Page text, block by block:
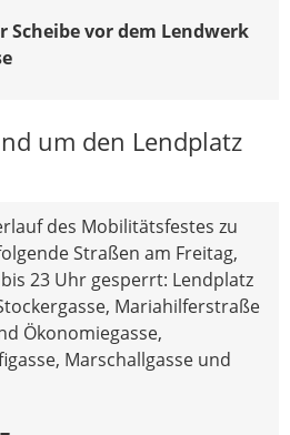
Scheibe vor dem Lendwerk
um den Lendplatz
des Mobilitätsfestes zu
Straßen am Freitag,
23 Uhr gesperrt: Lendplatz
Mariahilferstraße
Ökonomiegasse,
Marschallgasse und